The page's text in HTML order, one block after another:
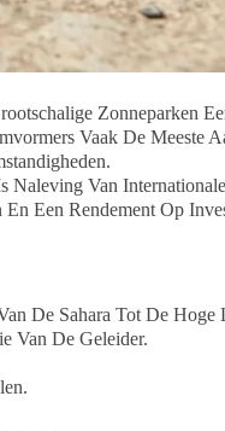
Zonneparken
Vaak De Meeste
Van
Een Rendement Op
De Sahara Tot De Hoge
Van De Geleider.